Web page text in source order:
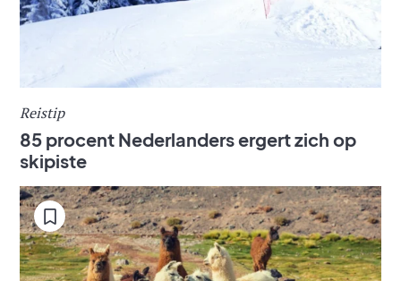
Reistip
85 procent Nederlanders ergert zich op
skipiste